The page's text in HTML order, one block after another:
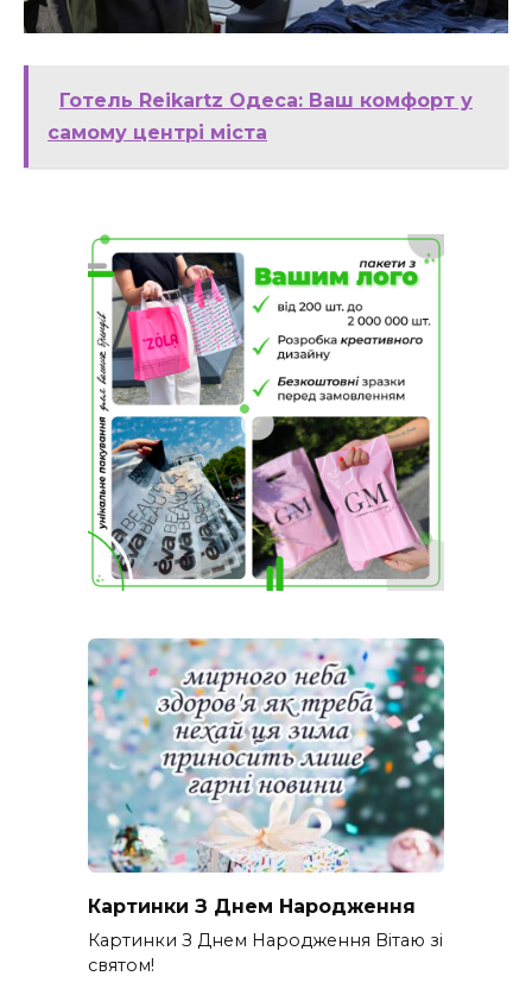
Готель Reikartz Одеса: Ваш комфорт у
самому центрі міста
Картинки З Днем Народження
Картинки З Днем Народження Вітаю зі
святом!